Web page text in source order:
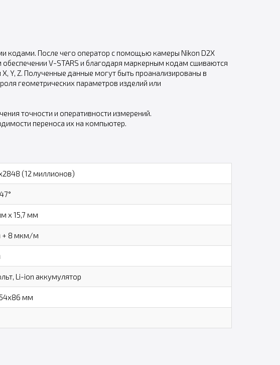
кодами. После чего оператор с помощью камеры Nikon D2X
V-STARS и благодаря маркерным кодам сшиваются
Y, Z. Полученные данные могут быть проанализированы в
геометрических параметров изделий или
точности и оперативности измерений.
переноса их на компьютер.
(12 миллионов)
х 15,7 мм
+ 8 мкм/м
Li-ion аккумулятор
мм